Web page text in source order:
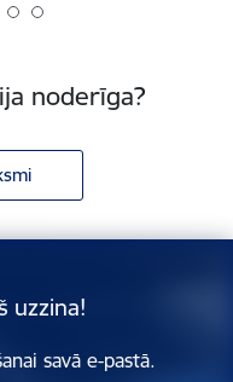
noderīga?
uzzina!
savā e-pastā.